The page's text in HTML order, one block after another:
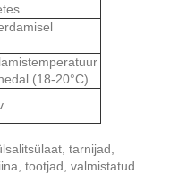
(18-20°C).
tarnijad,
tootjad, valmistatud